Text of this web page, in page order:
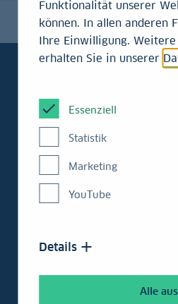
In aller Kürze
Für die Elektrifizierung
ausgebaut werden
Um die Energiewende zu
attraktiver zu gestalten
Funktionalität unserer
können. In allen anderen
Ihre Einwilligung.
erhalten Sie in unserer
Essenziell
Statistik
Marketing
YouTube
Details
Alle